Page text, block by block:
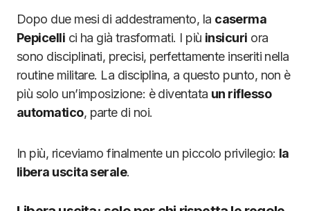
Dopo due mesi di addestramento, la caserma
Pepicelli ci ha già trasformati. I più insicuri ora
sono disciplinati, precisi, perfettamente inseriti nella
routine militare. La disciplina, a questo punto, non è
più solo un’imposizione: è diventata un riflesso
automatico, parte di noi.
In più, riceviamo finalmente un piccolo privilegio: la
libera uscita serale.